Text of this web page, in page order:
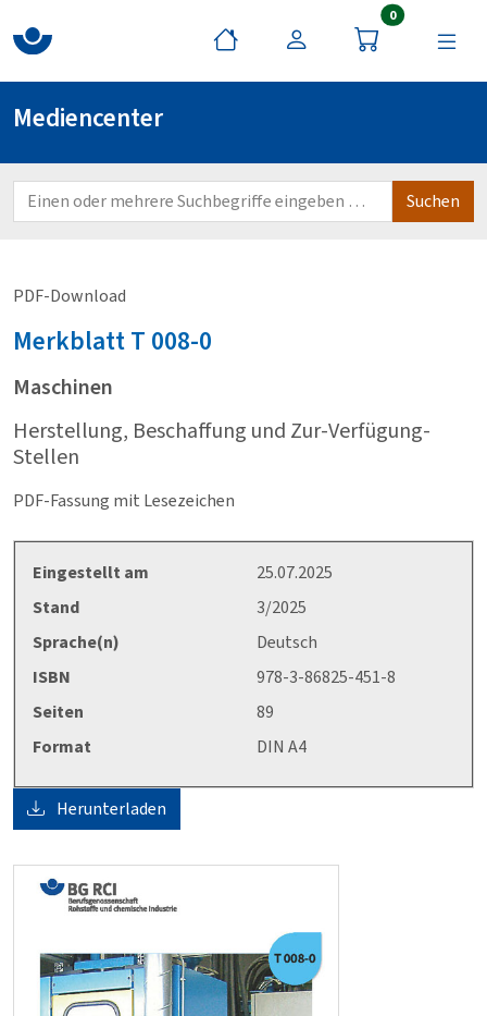
0Artikel im
Mediencenter
PDF-Download
MerkblattT 008-0
Maschinen
Herstellung, Beschaffung und Zur-Verfügung-
Stellen
PDF-Fassung mit Lesezeichen
Eingestellt am
25.07.2025
Stand
3/2025
Sprache(n)
Deutsch
ISBN
978-3-86825-451-8
Seiten
89
Format
DIN A4
Herunterladen